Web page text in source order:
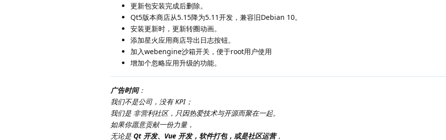
更新包安装完成后删除。
Qt5版本商店从5.15降为5.11开发，兼容旧Debian 10。
安装更新时，更新转圈动画。
添加星火应用商店导出日志按钮。
加入webengine沙箱开关，便于root用户使用
增加个忽略应用升级的功能。
广告时间：
我们不是公司，没有 KPI；
我们是 非营利社区，只因热爱技术与开源而聚在一起。
如果你愿意贡献一份力量，
无论是 Qt 开发、Vue 开发，软件打包，或是社区运营，